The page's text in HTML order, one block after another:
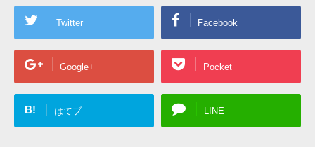
Twitter Facebook
Google+ Pocket
B! はてブ LINE